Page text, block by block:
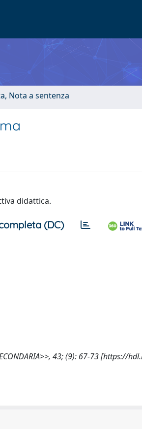
Nota a sentenza
didattica.
(DC)
43; (9): 67-73 [https://